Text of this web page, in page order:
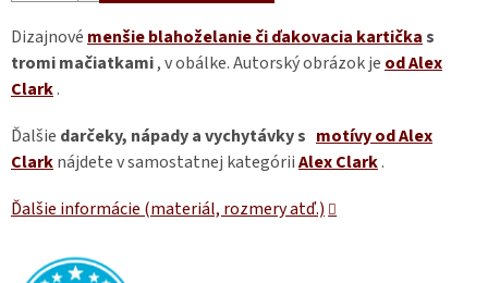
Dizajnové menšie blahoželanie či ďakovacia kartičkas
tromi mačiatkami, v obálke. Autorský obrázok je od Alex
Clark.
Ďalšie darčeky, nápady a vychytávky s motívy od Alex
Clarknájdete v samostatnej kategóriiAlex Clark.
Ďalšie informácie (materiál, rozmery atď.)